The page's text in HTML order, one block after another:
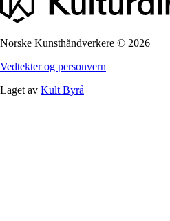
Norske Kunsthåndverkere © 2026
Vedtekter og personvern
Laget av Kult Byrå